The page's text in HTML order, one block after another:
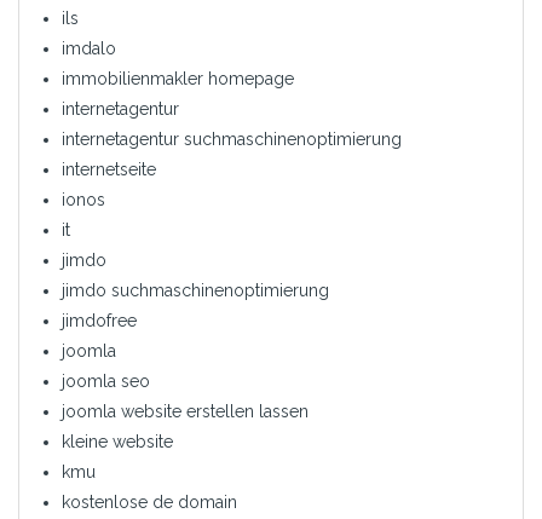
ils
imdalo
immobilienmakler homepage
internetagentur
internetagentur suchmaschinenoptimierung
internetseite
ionos
it
jimdo
jimdo suchmaschinenoptimierung
jimdofree
joomla
joomla seo
joomla website erstellen lassen
kleine website
kmu
kostenlose de domain